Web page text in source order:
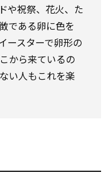
や祝祭、花火、た
である卵に色を
ースターで卵形の
から来ているの
い人もこれを楽